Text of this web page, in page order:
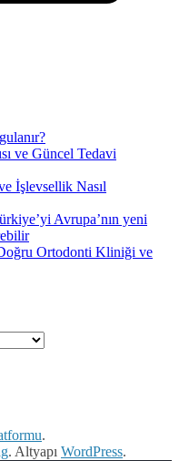
ve Güncel Tedavi
İşlevsellik Nasıl
Avrupa’nın yeni
Ortodonti Kliniği ve
.
. Altyapı WordPress.